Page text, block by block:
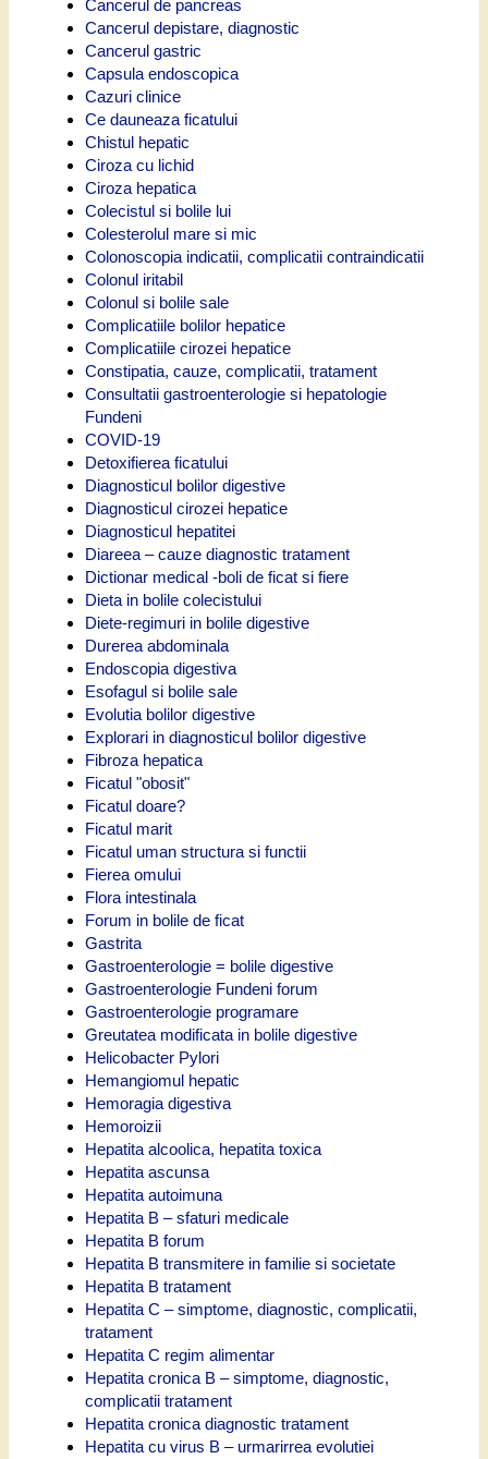
Cancerul de pancreas
Cancerul depistare, diagnostic
Cancerul gastric
Capsula endoscopica
Cazuri clinice
Ce dauneaza ficatului
Chistul hepatic
Ciroza cu lichid
Ciroza hepatica
Colecistul si bolile lui
Colesterolul mare si mic
Colonoscopia indicatii, complicatii contraindicatii
Colonul iritabil
Colonul si bolile sale
Complicatiile bolilor hepatice
Complicatiile cirozei hepatice
Constipatia, cauze, complicatii, tratament
Consultatii gastroenterologie si hepatologie
Fundeni
COVID-19
Detoxifierea ficatului
Diagnosticul bolilor digestive
Diagnosticul cirozei hepatice
Diagnosticul hepatitei
Diareea – cauze diagnostic tratament
Dictionar medical -boli de ficat si fiere
Dieta in bolile colecistului
Diete-regimuri in bolile digestive
Durerea abdominala
Endoscopia digestiva
Esofagul si bolile sale
Evolutia bolilor digestive
Explorari in diagnosticul bolilor digestive
Fibroza hepatica
Ficatul "obosit"
Ficatul doare?
Ficatul marit
Ficatul uman structura si functii
Fierea omului
Flora intestinala
Forum in bolile de ficat
Gastrita
Gastroenterologie = bolile digestive
Gastroenterologie Fundeni forum
Gastroenterologie programare
Greutatea modificata in bolile digestive
Helicobacter Pylori
Hemangiomul hepatic
Hemoragia digestiva
Hemoroizii
Hepatita alcoolica, hepatita toxica
Hepatita ascunsa
Hepatita autoimuna
Hepatita B – sfaturi medicale
Hepatita B forum
Hepatita B transmitere in familie si societate
Hepatita B tratament
Hepatita C – simptome, diagnostic, complicatii,
tratament
Hepatita C regim alimentar
Hepatita cronica B – simptome, diagnostic,
complicatii tratament
Hepatita cronica diagnostic tratament
Hepatita cu virus B – urmarirrea evolutiei